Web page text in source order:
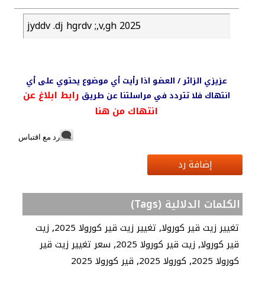
jyddv .dj hgrdv ;,v,gh 2025
عزيزي الزائر / العضو اذا رأيت أي موضوع يحتوي على أي
انتهاك فلا تتردد في مراسلتنا عن طريق رابط ابلاغ عن
انتهاك من هنا
رد مع اقتباس
إضافة رد
الكلمات الدلالية (Tags)
تغيير زيت قير كورولا, تغيير زيت قير كورولا 2025 , زيت
قير كورولا, زيت قير كورولا 2025 , سعر تغيير زيت قير
كورولا 2025
, كورولا 2025 , قير كورولا 2025